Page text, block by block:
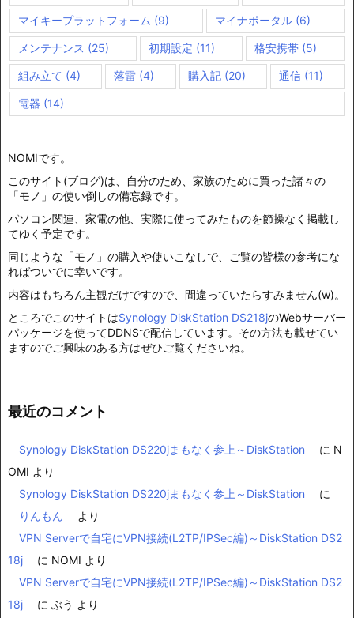
マイキープラットフォーム (9) マイナポータル (6)
メンテナンス (25) 初期設定 (11) 格安携帯 (5)
組み立て (4) 落雷 (4) 購入記(20) 通信(11)
電器 (14)
NOMIです。
このサイト(ブログ)は、自分のため、家族のために買った諸々の
「モノ」の使い倒しの備忘録です。
パソコン関連、家電の他、実際に使ってみたものを節操なく掲載し
てゆく予定です。
同じような「モノ」の購入や使いこなしで、ご覧の皆様の参考にな
ればついでに幸いです。
内容はもちろん主観だけですので、間違っていたらすみません(w)。
ところでこのサイトはSynology DiskStation DS218jのWebサーバー
パッケージを使ってDDNSで配信しています。その方法も載せてい
ますのでご興味のある方はぜひご覧くださいね。
最近のコメント
Synology DiskStation DS220jまもなく参上～DiskStation に N
OMI より
Synology DiskStation DS220jまもなく参上～DiskStation
に
りんもん
より
VPN Serverで自宅にVPN接続(L2TP/IPSec編)～DiskStation DS2
18j
に NOMI より
VPN Serverで自宅にVPN接続(L2TP/IPSec編)～DiskStation DS2
18j
に ぶう より